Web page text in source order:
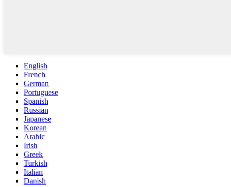
English
French
German
Portuguese
Spanish
Russian
Japanese
Korean
Arabic
Irish
Greek
Turkish
Italian
Danish